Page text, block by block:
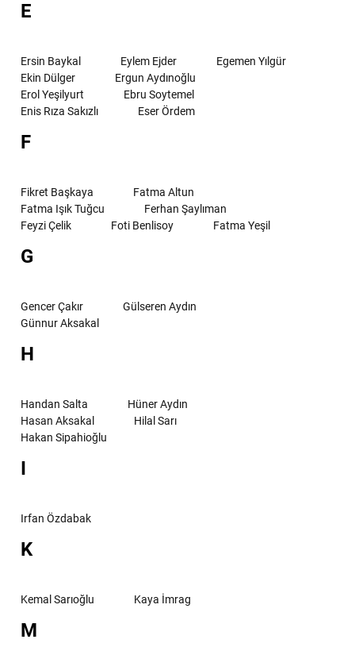
E
Ersin Baykal Eylem Ejder
Egemen Yılgür
Ekin Dülger
Ergun Aydınoğlu
Erol Yeşilyurt
Ebru Soytemel
Enis Rıza Sakızlı
Eser Ördem
F
Fikret Başkaya
Fatma Altun
Fatma Işık Tuğcu
Ferhan Şaylıman
Feyzi Çelik
Foti Benlisoy Fatma Yeşil
G
Gencer Çakır
Gülseren Aydın
Günnur Aksakal
H
Handan Salta
Hüner Aydın
Hasan Aksakal
Hilal Sarı
Hakan Sipahioğlu
I
Irfan Özdabak
K
Kemal Sarıoğlu Kaya İmrag
M